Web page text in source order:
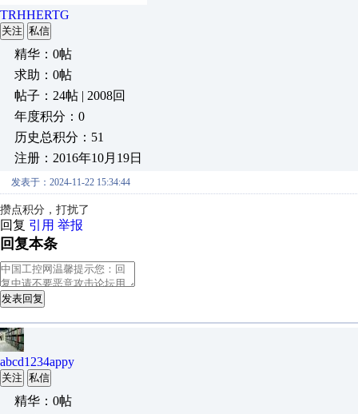
TRHHERTG
关注 私信
精华：0帖
求助：0帖
帖子：24帖 | 2008回
年度积分：0
历史总积分：51
注册：2016年10月19日
发表于：2024-11-22 15:34:44
攒点积分，打扰了
回复 引用 举报
回复本条
发表回复
abcd1234appy
关注 私信
精华：0帖